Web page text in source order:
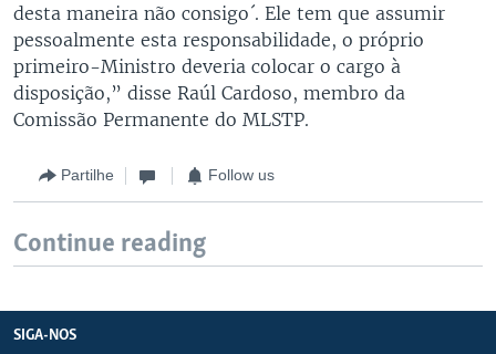
desta maneira não consigo´. Ele tem que assumir
pessoalmente esta responsabilidade, o próprio
primeiro-Ministro deveria colocar o cargo à
disposição,” disse Raúl Cardoso, membro da
Comissão Permanente do MLSTP.
Partilhe Follow us
Continue reading
SIGA-NOS